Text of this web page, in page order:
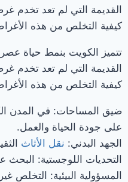
القديمة التي لم تعد تخدم
كيفية التخلص من هذه
تتميز الكويت بنمط حياة
القديمة التي لم تعد تخدم
كيفية التخلص من هذه
ضيق المساحات: في المدن
على جودة الحياة والعمل.
الجهد البدني: نقل الأثاث
التحديات اللوجستية:
المسؤولية البيئية: